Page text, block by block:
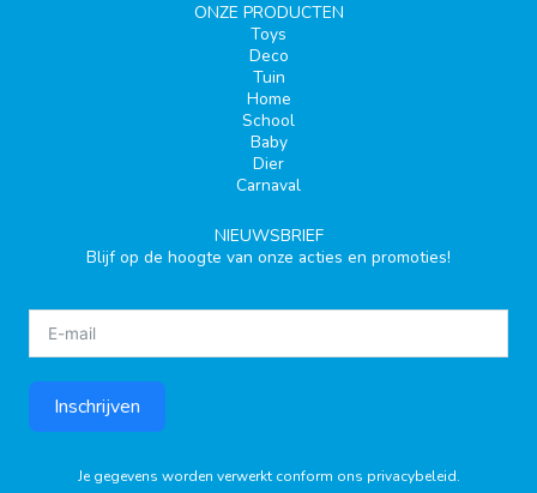
ONZE PRODUCTEN
Toys
Deco
Tuin
Home
School
Baby
Dier
Carnaval
NIEUWSBRIEF
Blijf op de hoogte van onze acties en promoties!
Inschrijven
Je gegevens worden verwerkt conform ons privacybeleid.